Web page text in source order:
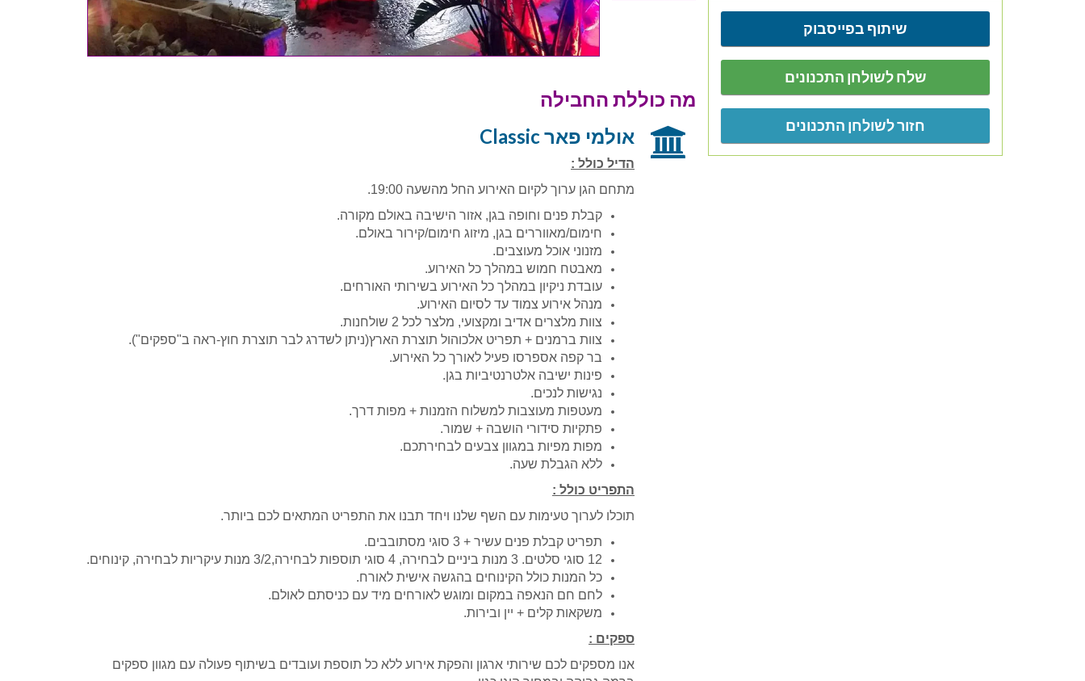
שיתוף בפייסבוק
שלח לשולחן התכנונים
חזור לשולחן התכנונים
מה כוללת החבילה
אולמי פאר Classic
הדיל כולל :
מתחם הגן ערוך לקיום האירוע החל מהשעה 19:00.
קבלת פנים וחופה בגן, אזור הישיבה באולם מקורה.
חימום/מאווררים בגן, מיזוג חימום/קירור באולם.
מזנוני אוכל מעוצבים.
מאבטח חמוש במהלך כל האירוע.
עובדת ניקיון במהלך כל האירוע בשירותי האורחים.
מנהל אירוע צמוד עד לסיום האירוע.
צוות מלצרים אדיב ומקצועי, מלצר לכל 2 שולחנות.
צוות ברמנים + תפריט אלכוהול תוצרת הארץ(ניתן לשדרג לבר תוצרת חוץ-ראה ב"ספקים").
בר קפה אספרסו פעיל לאורך כל האירוע.
פינות ישיבה אלטרנטיביות בגן.
נגישות לנכים.
מעטפות מעוצבות למשלוח הזמנות + מפות דרך.
פתקיות סידורי הושבה + שמור.
מפות מפיות במגוון צבעים לבחירתכם.
ללא הגבלת שעה.
התפריט כולל :
תוכלו לערוך טעימות עם השף שלנו ויחד תבנו את התפריט המתאים לכם ביותר.
תפריט קבלת פנים עשיר + 3 סוגי מסתובבים.
12 סוגי סלטים. 3 מנות ביניים לבחירה, 4 סוגי תוספות לבחירה,2
/3 מנות עיקריות לבחירה, קינוחים.
כל המנות כולל הקינוחים בהגשה אישית לאורח.
לחם חם הנאפה במקום ומוגש לאורחים מיד עם כניסתם לאולם.
משקאות קלים + יין ובירות.
ספקים :
אנו מספקים לכם שירותי ארגון והפקת אירוע ללא כל תוספת ועובדים בשיתוף פעולה עם מגוון ספקים